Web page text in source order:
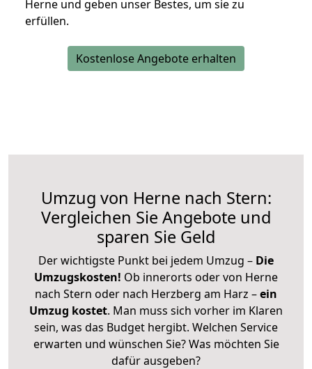
Herne und geben unser Bestes, um sie zu
erfüllen.
Kostenlose Angebote erhalten
Umzug von Herne nach Stern:
Vergleichen Sie Angebote und
sparen Sie Geld
Der wichtigste Punkt bei jedem Umzug – Die
Umzugskosten! Ob innerorts oder von Herne
nach Stern oder nach Herzberg am Harz –ein
Umzug kostet. Man muss sich vorher im Klaren
sein, was das Budget hergibt. Welchen Service
erwarten und wünschen Sie? Was möchten Sie
dafür ausgeben?